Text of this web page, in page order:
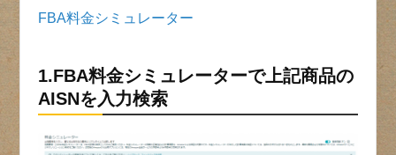
FBA料金シミュレーター
1.FBA料金シミュレーターで上記商品の
AISNを入力検索